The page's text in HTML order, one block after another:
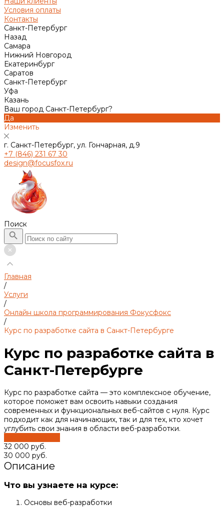
Условия оплаты
Контакты
Санкт-Петербург
Назад
Самара
Нижний Новгород
Екатеринбург
Саратов
Санкт-Петербург
Уфа
Казань
Ваш город Санкт-Петербург?
Да
Изменить
г. Санкт-Петербург, ул. Гончарная, д.9
+7 (846) 231 67 30
design@focusfox.ru
Поиск
Главная
/
Услуги
/
Онлайн школа программирования Фокусфокс
/
Курс по разработке сайта в Санкт-Петербурге
Курс по разработке сайта в
Санкт-Петербурге
Курс по разработке сайта — это комплексное обучение,
которое поможет вам освоить навыки создания
современных и функциональных веб-сайтов с нуля. Курс
подходит как для начинающих, так и для тех, кто хочет
углубить свои знания в области веб-разработки.
32 000 руб.
30 000 руб.
Описание
Что вы узнаете на курсе:
Основы веб-разработки